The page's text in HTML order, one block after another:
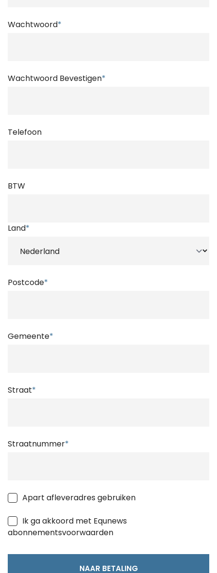
Wachtwoord*
Wachtwoord Bevestigen*
Telefoon
BTW
Land*
Postcode*
Gemeente*
Straat*
Straatnummer*
Apart afleveradres gebruiken
Ik ga akkoord met Equnews
abonnementsvoorwaarden
NAAR BETALING